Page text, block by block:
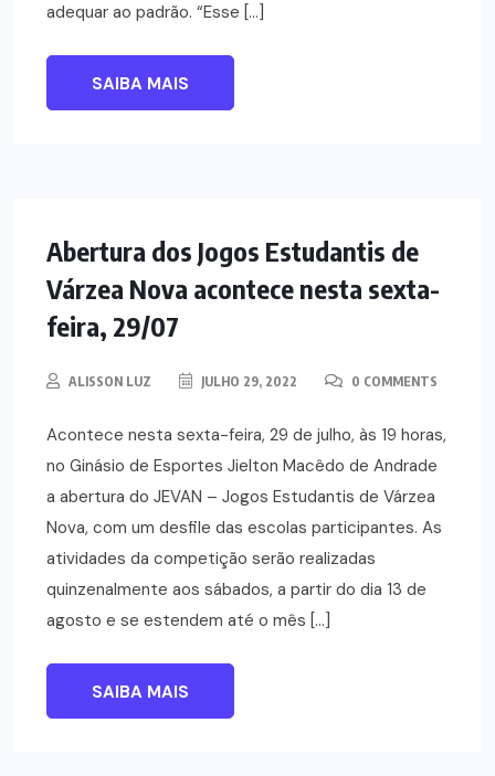
adequar ao padrão. “Esse […]
SAIBA MAIS
ESPORTES
Abertura dos Jogos Estudantis de
Várzea Nova acontece nesta sexta-
feira, 29/07
ALISSON LUZ JULHO 29, 2022 0 COMMENTS
Acontece nesta sexta-feira, 29 de julho, às 19 horas,
no Ginásio de Esportes Jielton Macêdo de Andrade
a abertura do JEVAN – Jogos Estudantis de Várzea
Nova, com um desfile das escolas participantes. As
atividades da competição serão realizadas
quinzenalmente aos sábados, a partir do dia 13 de
agosto e se estendem até o mês […]
SAIBA MAIS